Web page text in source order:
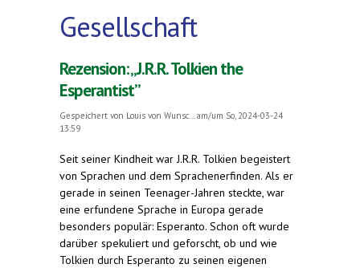
Gesellschaft
Rezension: „J.R.R. Tolkien the
Esperantist”
Gespeichert von Louis von Wunsc...
am/um So, 2024-03-24
13:59
Seit seiner Kindheit war J.R.R. Tolkien begeistert
von Sprachen und dem Sprachenerfinden. Als er
gerade in seinen Teenager-Jahren steckte, war
eine erfundene Sprache in Europa gerade
besonders populär: Esperanto. Schon oft wurde
darüber spekuliert und geforscht, ob und wie
Tolkien durch Esperanto zu seinen eigenen